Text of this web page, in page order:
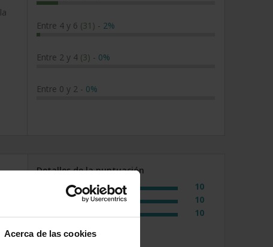
Acerca de las cookies
Entre 4 y 6 (31) - 2%
Entre 2 y 4 (3) - 0%
Entre 0 y 2 - 0%
Detalles de la puntuación
10
Amabilidad 10
10